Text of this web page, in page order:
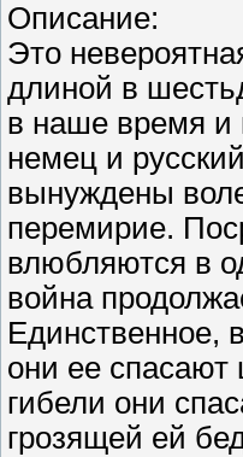
Описание:
Это
длиной в
в наше время и
немец и
вынуждены
перемирие.
влюбляются в
война
Единственное,
они ее спасают
гибели они
грозящей ей